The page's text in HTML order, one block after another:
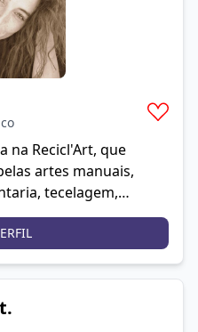
na Recicl'Art, que
artes manuais,
tecelagem,
muito curiosa e auto-
mais e mais. Esta
meus trabalhos.